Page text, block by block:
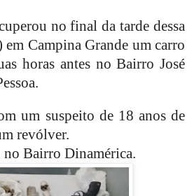
no final da tarde dessa
Campina Grande um carro
horas antes no Bairro José
um suspeito de 18 anos de
revólver.
Bairro Dinamérica.